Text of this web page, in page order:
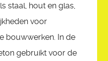
staal, hout en glas,
voor
bouwwerken. In de
gebruikt voor de